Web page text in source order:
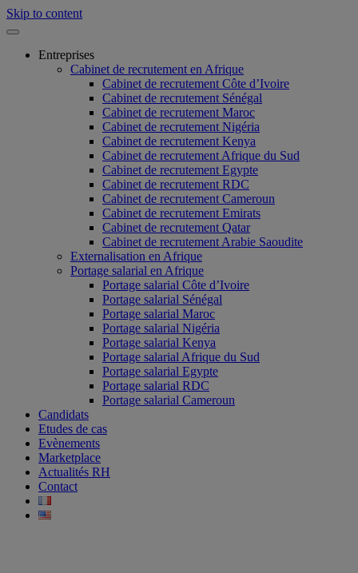
Skip to content
Entreprises
Cabinet de recrutement en Afrique
Cabinet de recrutement Côte d’Ivoire
Cabinet de recrutement Sénégal
Cabinet de recrutement Maroc
Cabinet de recrutement Nigéria
Cabinet de recrutement Kenya
Cabinet de recrutement Afrique du Sud
Cabinet de recrutement Egypte
Cabinet de recrutement RDC
Cabinet de recrutement Cameroun
Cabinet de recrutement Emirats
Cabinet de recrutement Qatar
Cabinet de recrutement Arabie Saoudite
Externalisation en Afrique
Portage salarial en Afrique
Portage salarial Côte d’Ivoire
Portage salarial Sénégal
Portage salarial Maroc
Portage salarial Nigéria
Portage salarial Kenya
Portage salarial Afrique du Sud
Portage salarial Egypte
Portage salarial RDC
Portage salarial Cameroun
Candidats
Etudes de cas
Evènements
Marketplace
Actualités RH
Contact